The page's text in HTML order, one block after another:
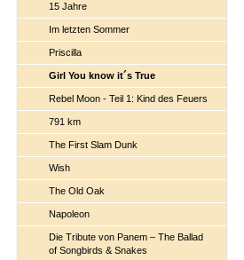
15 Jahre
Im letzten Sommer
Priscilla
Girl You know it´s True
Rebel Moon - Teil 1: Kind des Feuers
791 km
The First Slam Dunk
Wish
The Old Oak
Napoleon
Die Tribute von Panem – The Ballad
of Songbirds & Snakes